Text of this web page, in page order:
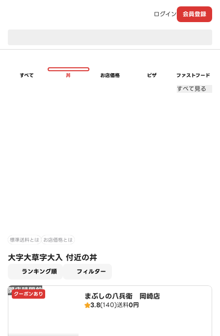
ログイン 会員登録
すべて 丼 お店価格 ピザ ファストフード
すべて見る
標準送料とは お店価格とは
大字大草字大入 付近の丼
ランキング順 フィルター
開店時間前
クーポンあり まぶしの八兵衛 岡崎店
3.8(140)送料0円